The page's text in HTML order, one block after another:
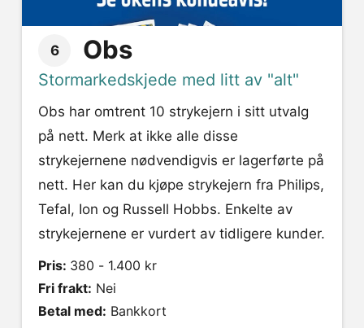
6 Obs
Stormarkedskjede med litt av "alt"
Obs har omtrent 10 strykejern i sitt utvalg
på nett. Merk at ikke alle disse
strykejernene nødvendigvis er lagerførte på
nett. Her kan du kjøpe strykejern fra Philips,
Tefal, Ion og Russell Hobbs. Enkelte av
strykejernene er vurdert av tidligere kunder.
Pris: 380 - 1.400 kr
Fri frakt: Nei
Betal med: Bankkort